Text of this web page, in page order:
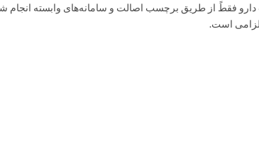
فقطً از طریق برچسب اصالت و سامانه‌های وابسته انجام
است.